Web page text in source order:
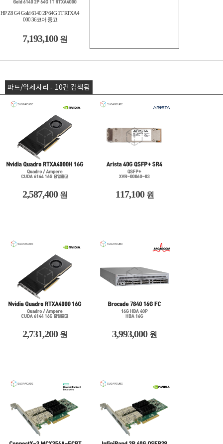
HP Z8 G4 Gold 6140 2P 64G 1T RTXA4
000 36코어 중고
7,193,100 원
파트/악세사리 - 10건 검색됨
2,587,400 원 117,100 원
2,731,200 원 3,993,000 원